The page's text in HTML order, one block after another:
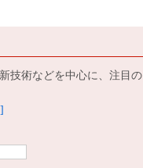
技術などを中心に、注目